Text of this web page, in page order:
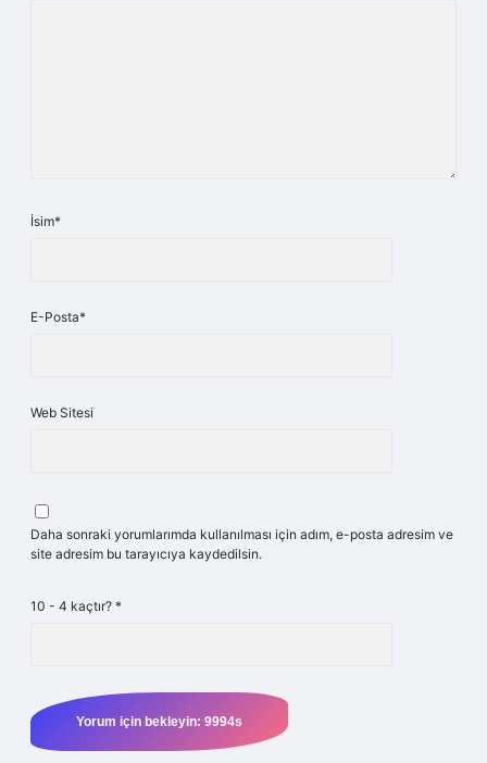
İsim*
E-Posta*
Web Sitesi
Daha sonraki yorumlarımda kullanılması için adım, e-posta adresim ve
site adresim bu tarayıcıya kaydedilsin.
10 - 4 kaçtır? *